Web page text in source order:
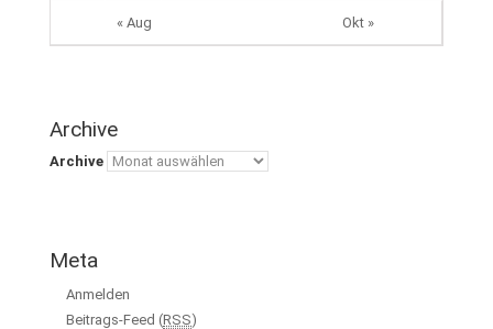
« Aug Okt »
Archive
Archive
Meta
Anmelden
Beitrags-Feed (RSS)